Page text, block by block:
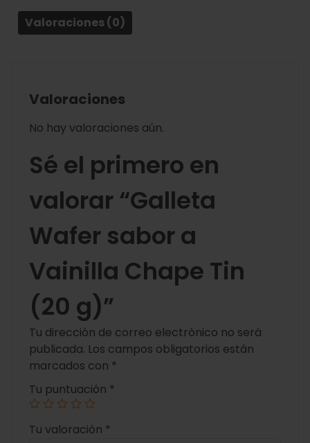
Valoraciones (0)
Valoraciones
No hay valoraciones aún.
Sé el primero en
valorar “Galleta
Wafer sabor a
Vainilla Chape Tin
(20 g)”
Tu dirección de correo electrónico no será
publicada. Los campos obligatorios están
marcados con *
Tu puntuación *
Tu valoración *